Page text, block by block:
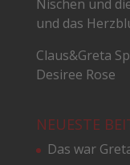
Nischen und
und das
Claus&Greta
Desiree Rose
NEUESTE
Das war